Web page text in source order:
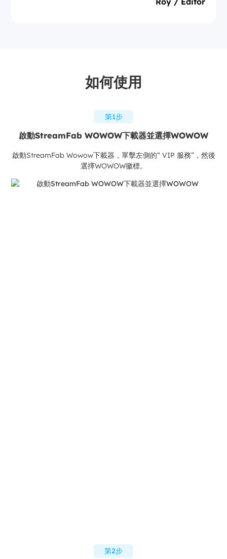
如何使用
第1步
啟動StreamFab WOWOW下載器並選擇WOWOW
啟動StreamFab Wowow下載器，單擊左側的“ VIP 服務”，然後
選擇WOWOW徽標。
第2步